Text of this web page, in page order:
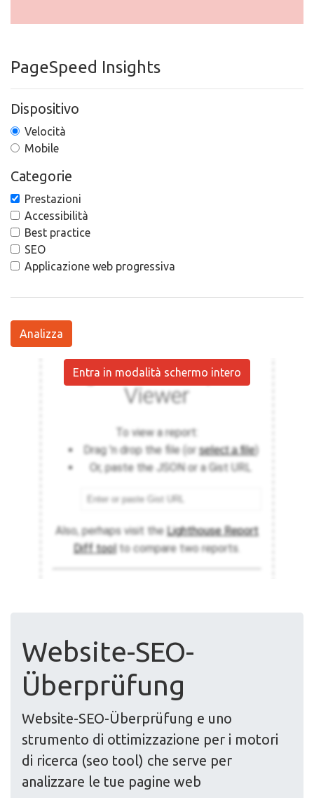
PageSpeed Insights
Dispositivo
Velocità
Mobile
Categorie
Prestazioni
Accessibilità
Best practice
SEO
Applicazione web progressiva
Analizza
Entra in modalità schermo intero
Website-SEO-
Überprüfung
Website-SEO-Überprüfung e uno
strumento di ottimizzazione per i motori
di ricerca (seo tool) che serve per
analizzare le tue pagine web